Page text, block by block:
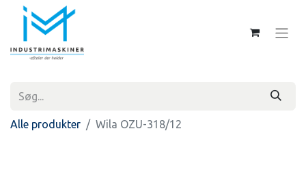
Alle produkter Wila OZU-318/12